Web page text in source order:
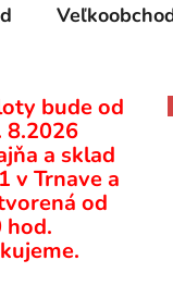
bude od
8.2026
a sklad
v Trnave a
od
hod.